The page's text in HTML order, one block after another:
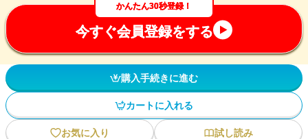
かんたん30秒登録！
今すぐ会員登録をする
購入手続きに進む
カートに入れる
お気に入り
試し読み